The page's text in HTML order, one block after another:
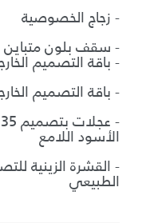
- زجاج الخصوصية
- سقف بلون
- باقة التصميم
- باقة التصميم
الأسود اللامع
- القشرة الزينية
الطبيعي